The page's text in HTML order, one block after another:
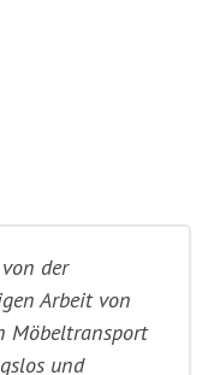
der
Arbeit von
Möbeltransport
und